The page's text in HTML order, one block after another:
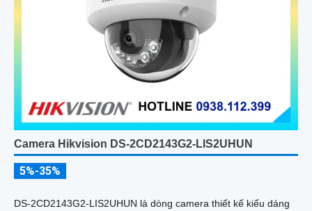
Camera Hikvision DS-2CD2143G2-LIS2UHUN
5%-35%
DS-2CD2143G2-LIS2UHUN là dòng camera thiết kế kiểu dáng